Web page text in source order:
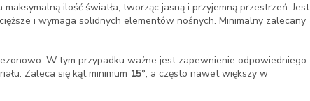
ilość światła, tworząc jasną i przyjemną przestrzeń. Jest
i wymaga solidnych elementów nośnych. Minimalny zalecany
W tym przypadku ważne jest zapewnienie odpowiedniego
Zaleca się kąt minimum 15°, a często nawet większy w